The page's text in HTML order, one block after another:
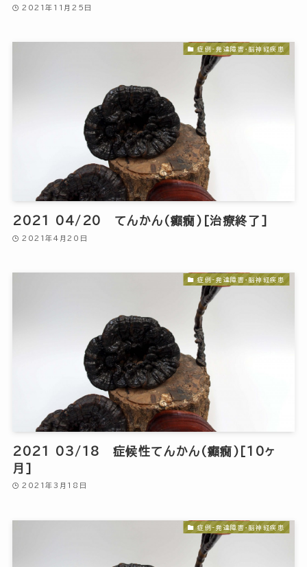
2021年11月25日
症例-発達障害・脳神経疾患
2021 04/20 てんかん(癲癇)[治療終了]
2021年4月20日
症例-発達障害・脳神経疾患
2021 03/18 症候性てんかん(癲癇)[10ヶ
月]
2021年3月18日
症例-発達障害・脳神経疾患